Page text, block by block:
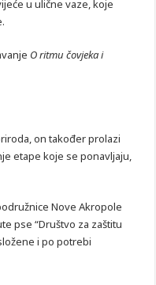
u ulične vaze, koje
O ritmu čovjeka i
on također prolazi
etape koje se ponavljaju,
Nove Akropole
pse “Društvo za zaštitu
i po potrebi